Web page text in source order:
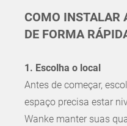
COMO INSTALAR
DE FORMA
1. Escolha o local
Antes de começar,
espaço precisa estar
Wanke manter suas